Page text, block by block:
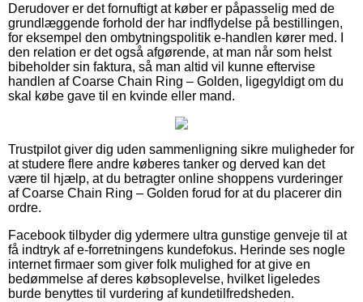
Derudover er det fornuftigt at køber er påpasselig med de
grundlæggende forhold der har indflydelse på bestillingen,
for eksempel den ombytningspolitik e-handlen kører med. I
den relation er det også afgørende, at man når som helst
bibeholder sin faktura, så man altid vil kunne eftervise
handlen af Coarse Chain Ring – Golden, ligegyldigt om du
skal købe gave til en kvinde eller mand.
Trustpilot giver dig uden sammenligning sikre muligheder for
at studere flere andre køberes tanker og derved kan det
være til hjælp, at du betragter online shoppens vurderinger
af Coarse Chain Ring – Golden forud for at du placerer din
ordre.
Facebook tilbyder dig ydermere ultra gunstige genveje til at
få indtryk af e-forretningens kundefokus. Herinde ses nogle
internet firmaer som giver folk mulighed for at give en
bedømmelse af deres købsoplevelse, hvilket ligeledes
burde benyttes til vurdering af kundetilfredsheden.